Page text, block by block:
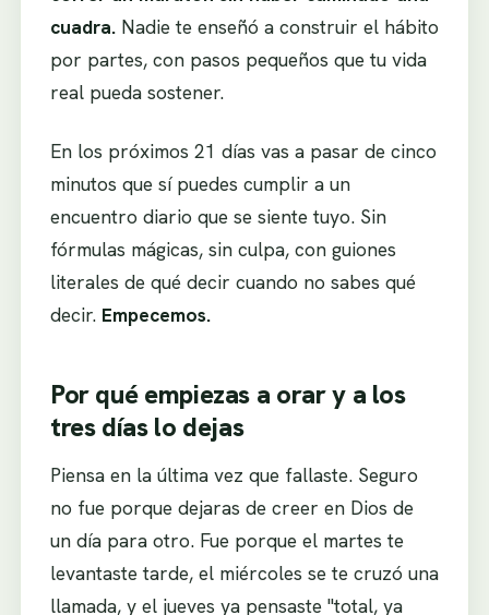
cuadra.Nadie te enseñó a construir el hábito
por partes, con pasos pequeños que tu vida
real pueda sostener.
En los próximos 21 días vas a pasar de cinco
minutos que sí puedes cumplir a un
encuentro diario que se siente tuyo. Sin
fórmulas mágicas, sin culpa, con guiones
literales de qué decir cuando no sabes qué
decir. Empecemos.
Por qué empiezas a orar y a los
tres días lo dejas
Piensa en la última vez que fallaste. Seguro
no fue porque dejaras de creer en Dios de
un día para otro. Fue porque el martes te
levantaste tarde, el miércoles se te cruzó una
llamada, y el jueves ya pensaste "total, ya